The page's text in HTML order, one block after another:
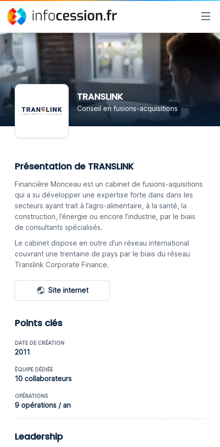
TRANSLINK
Conseil en fusions-acquisitions
Présentation de TRANSLINK
Financière Monceau est un cabinet de fusions-aquisitions
qui a su développer une expertise forte dans dans les
secteurs ayant trait à l’agro-alimentaire, à la santé, la
construction, l’énergie ou encore l’industrie, par le biais
de consultants spécialisés.
Le cabinet dispose en outre d’un réseau international
couvrant une trentaine de pays par le biais du réseau
Translink Corporate Finance.
Site internet
Points clés
DATE DE CRÉATION
2011
ÈQUIPE DÉDIÉE
10 collaborateurs
OPÉRATIONS
9 opérations / an
Leadership